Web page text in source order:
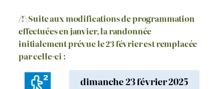
/!\ Suite aux modifications de programmation
effectuées en janvier, la randonnée
initialement prévue le 23 février est remplacée
par celle-ci :
dimanche 23 février 2025